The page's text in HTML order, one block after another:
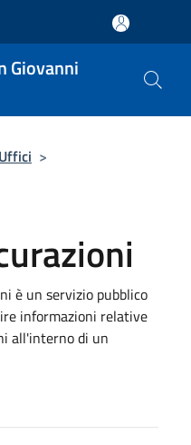
Giovanni
Uffici >
è un servizio pubblico
informazioni relative
all'interno di un